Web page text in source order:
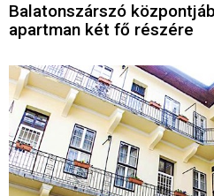
Balatonszárszó
apartman két fő részére